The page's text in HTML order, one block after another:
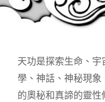
天功是探索生命、
學、神話、神秘現象
的奧秘和真諦的靈